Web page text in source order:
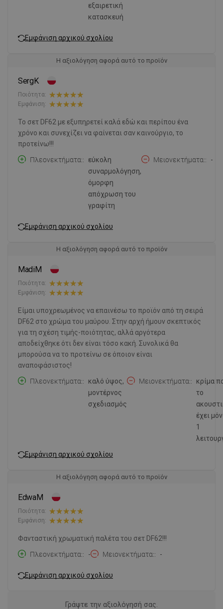
εξαιρετική
κατασκευή
Εμφάνιση αρχικού σχολίου
Η αξιολόγηση αφορά αυτό το προϊόν
SergK
Ποιότητα:
Εμφάνιση:
Το σετ DF62 με εξυπηρετεί καλά εδώ και περίπου ένα
χρόνο και συνεχίζει να φαίνεται σαν καινούργιο, το
προτείνω!!!
Πλεονεκτήματα:
εύκολη
συναρμολόγηση,
όμορφη
απόχρωση του
γραφίτη
Μειονεκτήματα: -
Εμφάνιση αρχικού σχολίου
Η αξιολόγηση αφορά αυτό το προϊόν
MadiM
Ποιότητα:
Εμφάνιση:
Είμαι υποχρεωμένος να επαινέσω το προϊόν από τη σειρά
DF62 στο χρώμα του μαύρου. Στην αρχή ήμουν σκεπτικός
για τη σχέση τιμής-ποιότητας, αλλά αργότερα
αποδείχθηκε ότι δεν είναι τόσο κακή. Συνολικά θα
μπορούσα να το προτείνω σε όποιον είναι
αναποφάσιστος!
Πλεονεκτήματα:
καλό ύψος,
μοντέρνος
σχεδιασμός
Μειονεκτήματα:
κρίμα
το
έχει
1
Εμφάνιση αρχικού σχολίου
Η αξιολόγηση αφορά αυτό το προϊόν
EdwaM
Ποιότητα:
Εμφάνιση:
Φανταστική χρωματική παλέτα του σετ DF62!!!
Πλεονεκτήματα:
- Μειονεκτήματα: -
Εμφάνιση αρχικού σχολίου
Γράψτε την αξιολόγησή σας.